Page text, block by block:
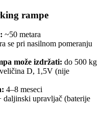
rampe
~50 metara
se pri nasilnom pomeranju
može izdržati: do 500 kg
D, 1,5V (nije
4–8 meseci
daljinski upravljač (baterije